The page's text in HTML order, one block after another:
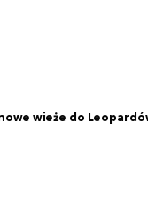
wieże do